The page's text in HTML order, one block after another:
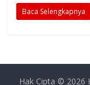
Baca Selengkapnya
Hak Cipta © 2026